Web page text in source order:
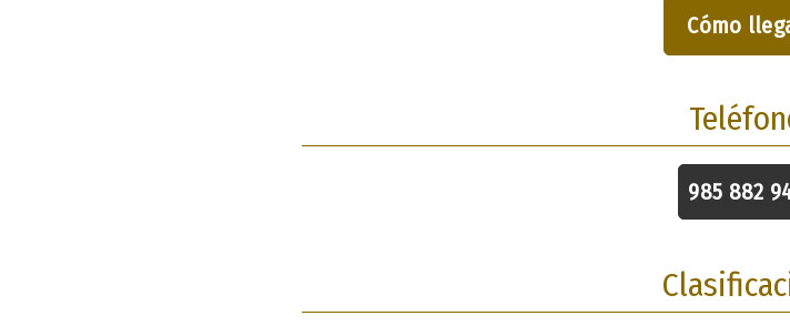
Cómo
985 882